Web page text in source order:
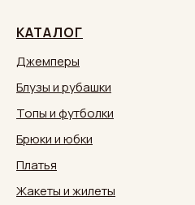
КАТАЛОГ
Джемперы
Блузы и рубашки
Топы и футболки
Брюки и юбки
Платья
Жакеты и жилеты